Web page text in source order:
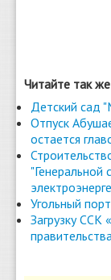
Читайте так же
Детский сад
Отпуск
остается
Угольный
Загрузку ССК